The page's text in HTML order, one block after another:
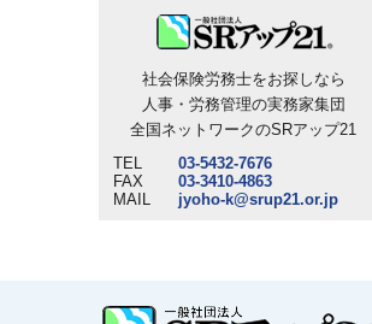
社会保険労務士をお探しなら
人事・労務管理の実務家集団
全国ネットワークのSRアップ21
TEL
03-5432-7676
FAX
03-3410-4863
MAIL
jyoho-k@srup21.or.jp